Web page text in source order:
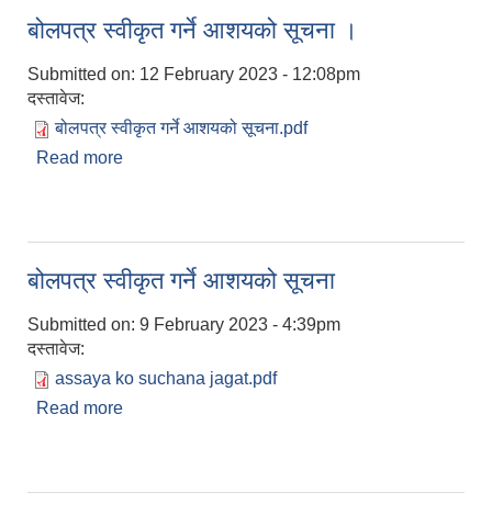
बोलपत्र स्वीकृत गर्ने आशयको सूचना ।
Submitted on: 12 February 2023 - 12:08pm
दस्तावेज:
बोलपत्र स्वीकृत गर्ने आशयको सूचना.pdf
Read more
बोलपत्र स्वीकृत गर्ने आशयको सूचना
Submitted on: 9 February 2023 - 4:39pm
दस्तावेज:
assaya ko suchana jagat.pdf
Read more